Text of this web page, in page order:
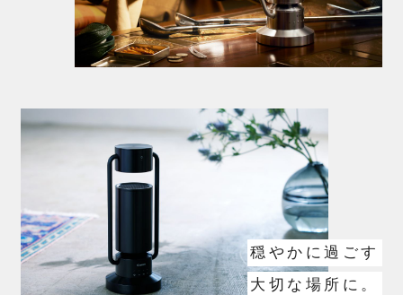
穏やかに過ごす
大切な場所に。